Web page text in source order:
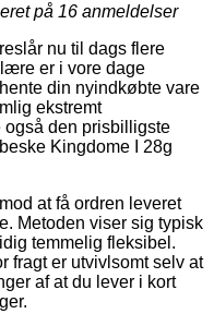
på 16 anmeldelser
nu til dags flere
er i vore dage
din nyindkøbte vare
ekstremt
den prisbilligste
Kingdome I 28g
at få ordren leveret
Metoden viser sig typisk
temmelig fleksibel.
fragt er utvivlsomt selv at
af at du lever i kort